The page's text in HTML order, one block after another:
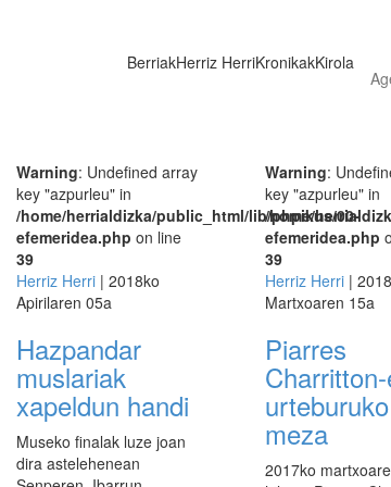
BerriakHerriz HerriKronikakKirola
Warning: Undefined array
key "azpurleu" in
/home/herrialdizka/public_html/lib/phpikus/00-
efemeridea.php on line
39
Herriz Herri | 2018ko
Apirilaren 05a
Hazpandar
muslariak
xapeldun handi
Museko finalak luze joan
dira astelehenean
Warning:
key "azpurleu" in
/home/
efemeridea.php
39
Herriz Herri |
Martxoaren 15a
Piarres
urteburuko
meza
2017ko